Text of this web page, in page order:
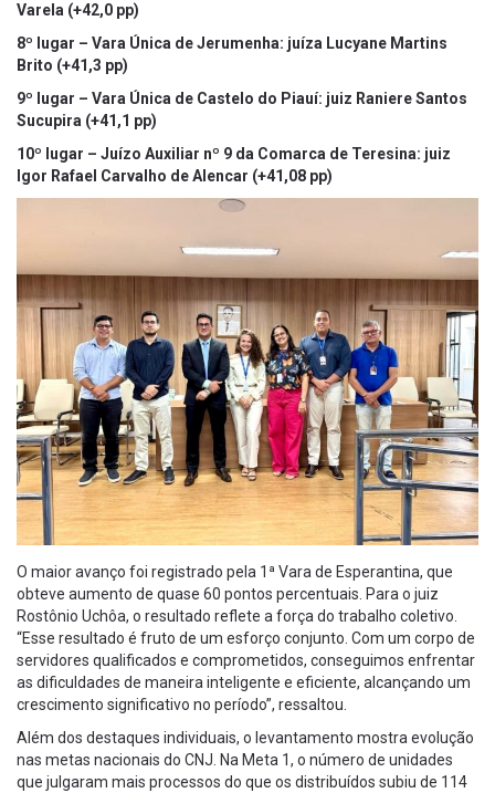
Varela (+42,0 pp)
8º lugar – Vara Única de Jerumenha: juíza Lucyane Martins
Brito (+41,3 pp)
9º lugar – Vara Única de Castelo do Piauí: juiz Raniere Santos
Sucupira (+41,1 pp)
10º lugar – Juízo Auxiliar nº 9 da Comarca de Teresina: juiz
Igor Rafael Carvalho de Alencar (+41,08 pp)
O maior avanço foi registrado pela 1ª Vara de Esperantina, que
obteve aumento de quase 60 pontos percentuais. Para o juiz
Rostônio Uchôa, o resultado reflete a força do trabalho coletivo.
“Esse resultado é fruto de um esforço conjunto. Com um corpo de
servidores qualificados e comprometidos, conseguimos enfrentar
as dificuldades de maneira inteligente e eficiente, alcançando um
crescimento significativo no período”, ressaltou.
Além dos destaques individuais, o levantamento mostra evolução
nas metas nacionais do CNJ. Na Meta 1, o número de unidades
que julgaram mais processos do que os distribuídos subiu de 114